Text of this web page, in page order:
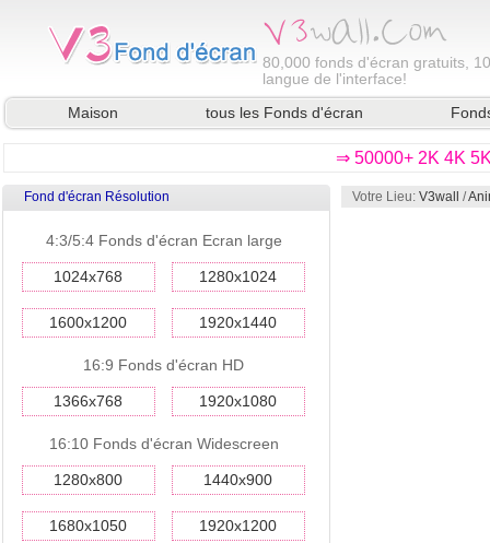
80,000 fonds d'écran gratuits,
langue de l'interface!
Maison
tous les Fonds d'écran
⇒ 50000+ 2K 4K
Fond d'écran Résolution
4:3/5:4 Fonds d'écran Ecran large
1024x768 1280x1024
1600x1200 1920x1440
16:9 Fonds d'écran HD
1366x768 1920x1080
16:10 Fonds d'écran Widescreen
1280x800 1440x900
1680x1050 1920x1200
Votre Lieu: V3wall /